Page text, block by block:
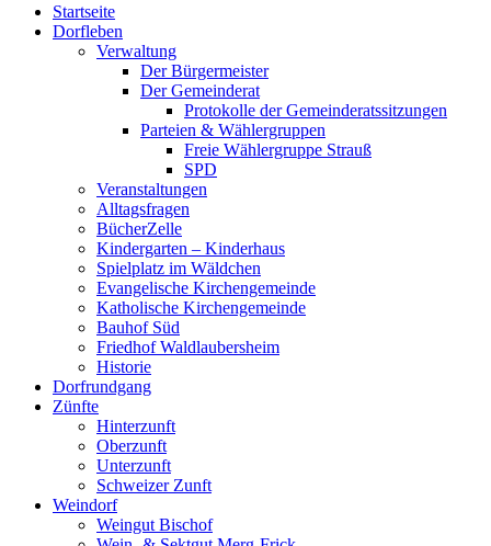
oben
scrollen
Startseite
Dorfleben
Verwaltung
Der Bürgermeister
Der Gemeinderat
Protokolle der Gemeinderatssitzungen
Parteien & Wählergruppen
Freie Wählergruppe Strauß
SPD
Veranstaltungen
Alltagsfragen
BücherZelle
Kindergarten – Kinderhaus
Spielplatz im Wäldchen
Evangelische Kirchengemeinde
Katholische Kirchengemeinde
Bauhof Süd
Friedhof Waldlaubersheim
Historie
Dorfrundgang
Zünfte
Hinterzunft
Oberzunft
Unterzunft
Schweizer Zunft
Weindorf
Weingut Bischof